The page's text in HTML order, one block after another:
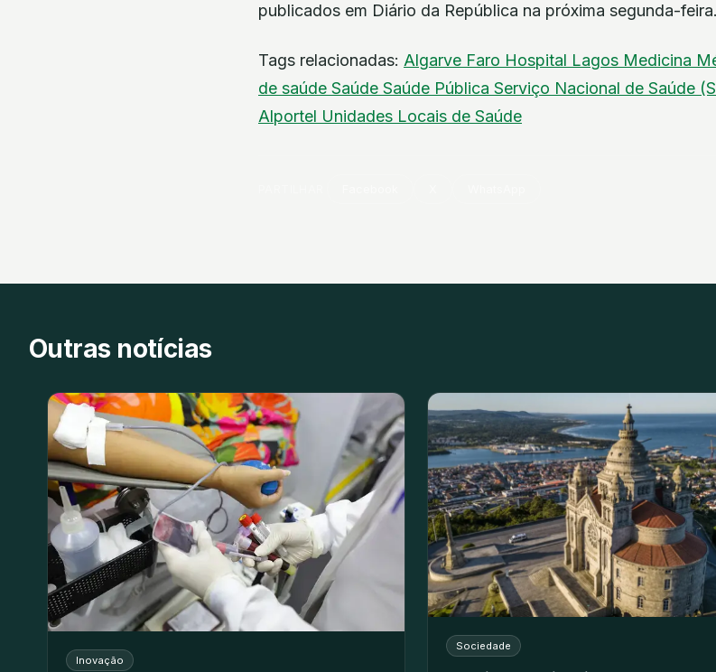
publicados em Diário da República na próxima segunda-feira.
Tags relacionadas: Algarve Faro Hospital Lagos Medicina
de saúde Saúde Saúde Pública Serviço Nacional de Saúde
Alportel Unidades Locais de Saúde
Outras notícias
Inovação
Sociedade